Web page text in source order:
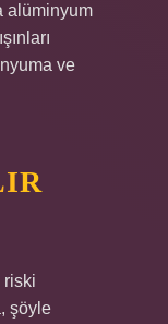
alüminyum
ve
riski
şöyle